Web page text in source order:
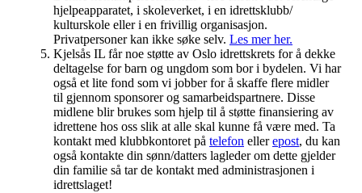
hjelpeapparatet, i skoleverket, i en idrettsklubb/
kulturskole eller i en frivillig organisasjon.
Privatpersoner kan ikke søke selv. Les mer her.
Kjelsås IL får noe støtte av Oslo idrettskrets for å dekke
deltagelse for barn og ungdom som bor i bydelen. Vi har
også et lite fond som vi jobber for å skaffe flere midler
til gjennom sponsorer og samarbeidspartnere. Disse
midlene blir brukes som hjelp til å støtte finansiering av
idrettene hos oss slik at alle skal kunne få være med. Ta
kontakt med klubbkontoret på telefon ellerepost, du kan
også kontakte din sønn/datters lagleder om dette gjelder
din familie så tar de kontakt med administrasjonen i
idrettslaget!